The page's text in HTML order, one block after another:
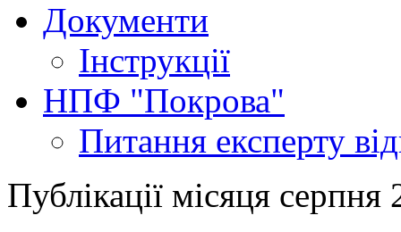
Документи
Інструкції
НПФ "Покрова"
Питання експерту
Публікації місяця серпня